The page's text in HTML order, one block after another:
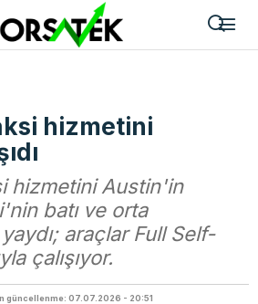
hizmetini
hizmetini Austin'in
batı ve orta
araçlar Full Self-
çalışıyor.
güncellenme: 07.07.2026 - 20:51